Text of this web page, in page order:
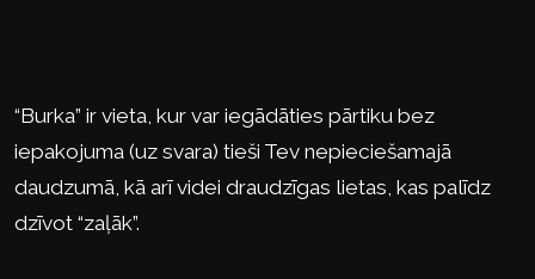
“Burka” ir vieta, kur var iegādāties pārtiku bez
iepakojuma (uz svara) tieši Tev nepieciešamajā
daudzumā, kā arī videi draudzīgas lietas, kas palīdz
dzīvot “zaļāk”.